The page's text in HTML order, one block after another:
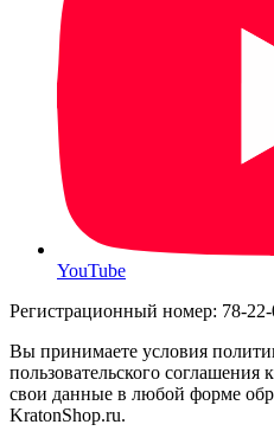
YouTube
Регистрационный номер: 78-22-
Вы принимаете условия
пользовательского соглашения
свои данные в любой форме
KratonShop.ru.